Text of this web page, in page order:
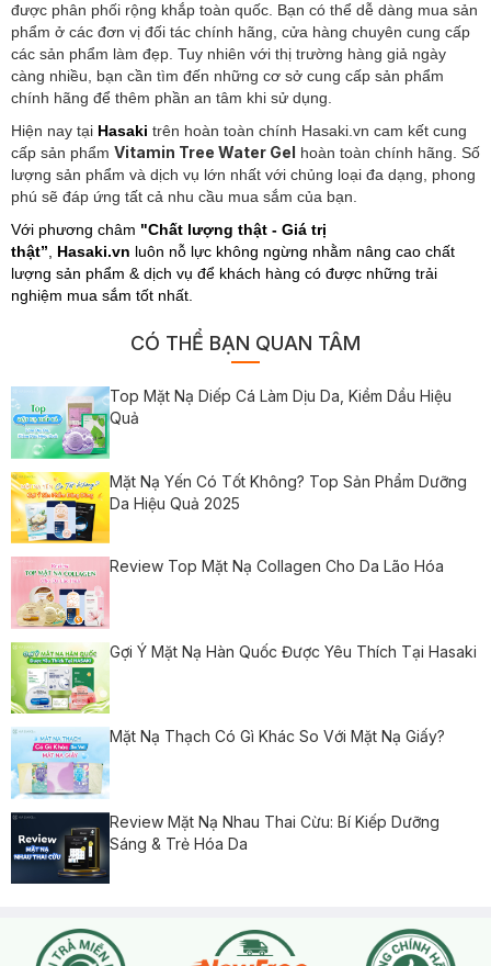
được phân phối rộng khắp toàn quốc. Bạn có thể dễ dàng mua sản
phẩm ở các đơn vị đối tác chính hãng, cửa hàng chuyên cung cấp
các sản phẩm làm đẹp. Tuy nhiên với thị trường hàng giả ngày
càng nhiều, bạn cần tìm đến những cơ sở cung cấp sản phẩm
chính hãng để thêm phần an tâm khi sử dụng.
Hiện nay tại Hasaki trên hoàn toàn chính Hasaki.vn cam kết cung
cấp sản phẩm Vitamin Tree Water Gel hoàn toàn chính hãng. Số
lượng sản phẩm và dịch vụ lớn nhất với chủng loại đa dạng, phong
phú sẽ đáp ứng tất cả nhu cầu mua sắm của bạn.
Với phương châm "Chất lượng thật - Giá trị
thật”
Hasaki.vn luôn nỗ lực không ngừng nhằm nâng cao chất
lượng sản phẩm & dịch vụ để khách hàng có được những trải
nghiệm mua sắm tốt nhất.
CÓ THỂ BẠN QUAN TÂM
Top Mặt Nạ Diếp Cá Làm Dịu Da, Kiềm Dầu Hiệu
Quả
Mặt Nạ Yến Có Tốt Không? Top Sản Phẩm Dưỡng
Da Hiệu Quả 2025
Review Top Mặt Nạ Collagen Cho Da Lão Hóa
Gợi Ý Mặt Nạ Hàn Quốc Được Yêu Thích Tại Hasaki
Mặt Nạ Thạch Có Gì Khác So Với Mặt Nạ Giấy?
Review Mặt Nạ Nhau Thai Cừu: Bí Kiếp Dưỡng
Sáng & Trẻ Hóa Da